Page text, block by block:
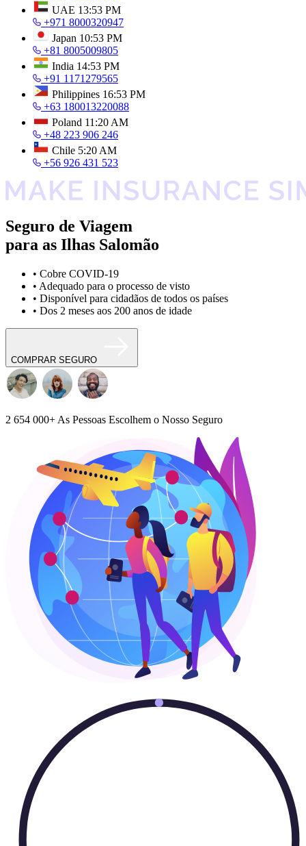
UAE 13:53 PM
+971 8000320947
Japan 10:53 PM
+81 8005009805
India 14:53 PM
+91 1171279565
Philippines 16:53 PM
+63 180013220088
Poland 11:20 AM
+48 223 906 246
Chile 5:20 AM
+56 926 431 523
Seguro de Viagem
para as Ilhas Salomão
• Cobre COVID-19
• Adequado para o processo de visto
• Disponível para cidadãos de todos os países
• Dos 2 meses aos 200 anos de idade
COMPRAR SEGURO
2 654 000+ As Pessoas Escolhem o Nosso Seguro